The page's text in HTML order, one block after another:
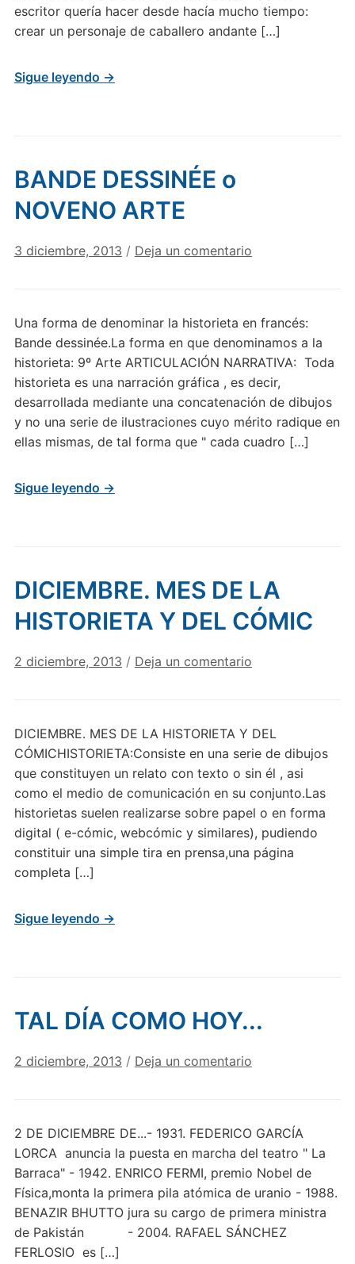
escritor quería hacer desde hacía mucho tiempo:
crear un personaje de caballero andante […]
Sigue leyendo →
BANDE DESSINÉE o
NOVENO ARTE
3 diciembre, 2013 / Deja un comentario
Una forma de denominar la historieta en francés:
Bande dessinée.La forma en que denominamos a la
historieta: 9º Arte ARTICULACIÓN NARRATIVA: Toda
historieta es una narración gráfica , es decir,
desarrollada mediante una concatenación de dibujos
y no una serie de ilustraciones cuyo mérito radique en
ellas mismas, de tal forma que " cada cuadro […]
Sigue leyendo →
DICIEMBRE. MES DE LA
HISTORIETA Y DEL CÓMIC
2 diciembre, 2013 / Deja un comentario
DICIEMBRE. MES DE LA HISTORIETA Y DEL
CÓMICHISTORIETA:Consiste en una serie de dibujos
que constituyen un relato con texto o sin él , asi
como el medio de comunicación en su conjunto.Las
historietas suelen realizarse sobre papel o en forma
digital ( e-cómic, webcómic y similares), pudiendo
constituir una simple tira en prensa,una página
completa […]
Sigue leyendo →
TAL DÍA COMO HOY...
2 diciembre, 2013 / Deja un comentario
2 DE DICIEMBRE DE...- 1931. FEDERICO GARCÍA
LORCA anuncia la puesta en marcha del teatro " La
Barraca" - 1942. ENRICO FERMI, premio Nobel de
Física,monta la primera pila atómica de uranio - 1988.
BENAZIR BHUTTO jura su cargo de primera ministra
de Pakistán - 2004. RAFAEL SÁNCHEZ
FERLOSIO es […]